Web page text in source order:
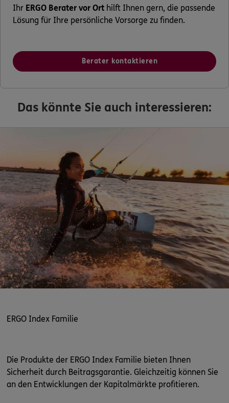
Ihr ERGO Berater vor Ort hilft Ihnen gern, die passende
Lösung für Ihre persönliche Vorsorge zu finden.
Berater kontaktieren
Das könnte Sie auch interessieren:
ERGO Index Familie
Die Produkte der ERGO Index Familie bieten Ihnen
Sicherheit durch Beitragsgarantie. Gleichzeitig können Sie
an den Entwicklungen der Kapitalmärkte profitieren.